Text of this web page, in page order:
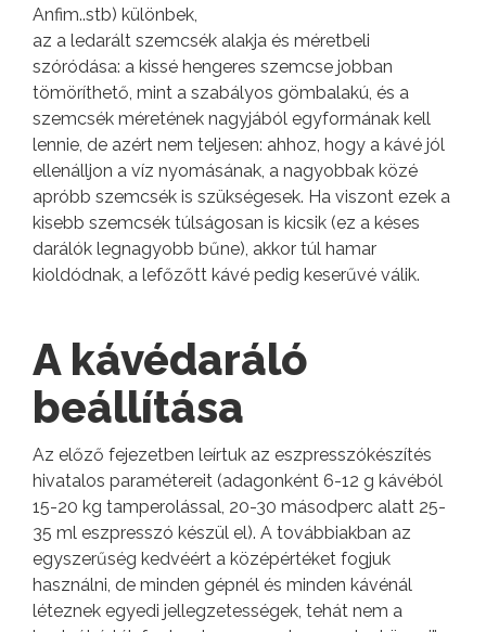
Anfim..stb) különbek,
az a ledarált szemcsék alakja és méretbeli
szóródása: a kissé hengeres szemcse jobban
tömöríthető, mint a szabályos gömbalakú, és a
szemcsék méretének nagyjából egyformának kell
lennie, de azért nem teljesen: ahhoz, hogy a kávé jól
ellenálljon a víz nyomásának, a nagyobbak közé
apróbb szemcsék is szükségesek. Ha viszont ezek a
kisebb szemcsék túlságosan is kicsik (ez a késes
darálók legnagyobb bűne), akkor túl hamar
kioldódnak, a lefőzőtt kávé pedig keserűvé válik.
A kávédaráló
beállítása
Az előző fejezetben leírtuk az eszpresszókészítés
hivatalos paramétereit (adagonként 6-12 g kávéból
15-20 kg tamperolással, 20-30 másodperc alatt 25-
35 ml eszpresszó készül el). A továbbiakban az
egyszerűség kedvéért a középértéket fogjuk
használni, de minden gépnél és minden kávénál
léteznek egyedi jellegzetességek, tehát nem a